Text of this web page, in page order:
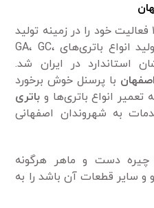
شرکت تولیدی برنا از سال ۱۳۶۹ فعالیت خود را در زمینه تولید
باتری آغاز کرد. این برند در تولید انواع باتری‌های GA، GC،
اصفهان با پرسنل خوش برخورد
انواع باتری‌ها و باتری
به شهروندان اصفهانی
چیره دست و ماهر هرگونه
و سایر قطعات آن باشد را به